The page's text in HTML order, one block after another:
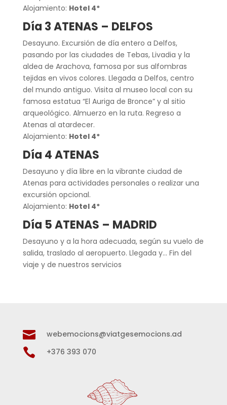
Alojamiento: Hotel 4*
Día 3 ATENAS – DELFOS
Desayuno. Excursión de día entero a Delfos,
pasando por las ciudades de Tebas, Livadia y la
aldea de Arachova, famosa por sus alfombras
tejidas en vivos colores. Llegada a Delfos, centro
del mundo antiguo. Visita al museo local con su
famosa estatua “El Auriga de Bronce” y al sitio
arqueológico. Almuerzo en la ruta. Regreso a
Atenas al atardecer.
Alojamiento: Hotel 4*
Día 4 ATENAS
Desayuno y día libre en la vibrante ciudad de
Atenas para actividades personales o realizar una
excursión opcional.
Alojamiento: Hotel 4*
Día 5 ATENAS – MADRID
Desayuno y a la hora adecuada, según su vuelo de
salida, traslado al aeropuerto. Llegada y… Fin del
viaje y de nuestros servicios
 webemocions@viatgesemocions.ad
 +376 393 070